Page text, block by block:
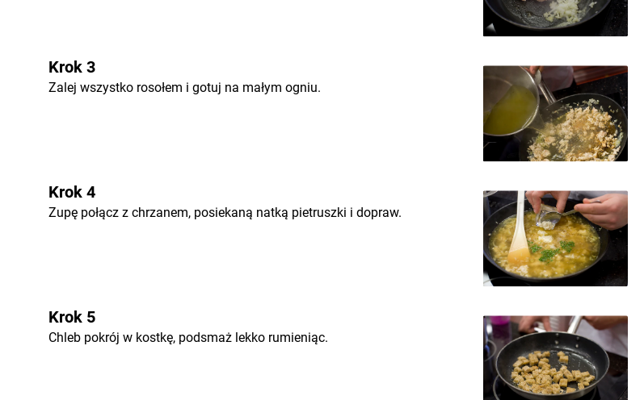
Krok 3
Zalej wszystko rosołem i gotuj na małym ogniu.
Krok 4
Zupę połącz z chrzanem, posiekaną natką pietruszki i dopraw.
Krok 5
Chleb pokrój w kostkę, podsmaż lekko rumieniąc.